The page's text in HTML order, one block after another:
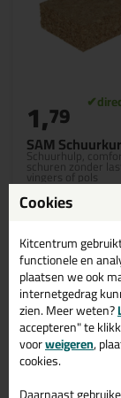
SAM
Schuurhulp,
schuren zonder
vingers of pols
1,79
Bekijken
SAM
Cookies
Kitcentrum
functionele en
plaatsen we ook
internetgedrag
zien. Meer weten?
accepteren" te
voorweigeren,
cookies.